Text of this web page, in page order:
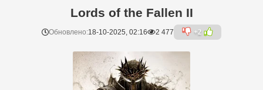
Lords of the Fallen II
Обновлено:18-10-2025, 02:16 2 477 +2